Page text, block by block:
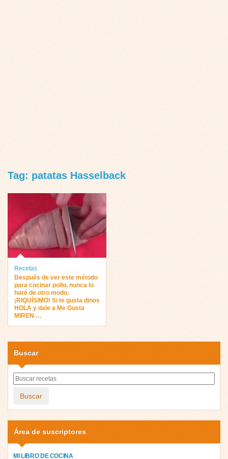
Tag: patatas Hasselback
Recetas
Después de ver este método
para cocinar pollo, nunca lo
haré de otro modo.
¡RIQUÍSIMO! Si te gusta dinos
HOLA y dale a Me Gusta
MIREN …
Buscar
Buscar
Área de suscriptores
MI LIBRO DE COCINA